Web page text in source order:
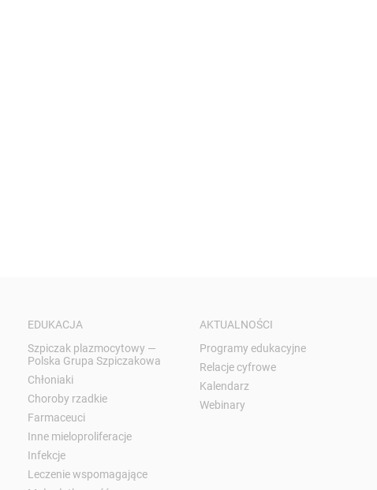
EDUKACJA
Szpiczak plazmocytowy —
Polska Grupa Szpiczakowa
Chłoniaki
Choroby rzadkie
Farmaceuci
Inne mieloproliferacje
Infekcje
Leczenie wspomagające
AKTUALNOŚCI
Programy edukacyjne
Relacje cyfrowe
Kalendarz
Webinary